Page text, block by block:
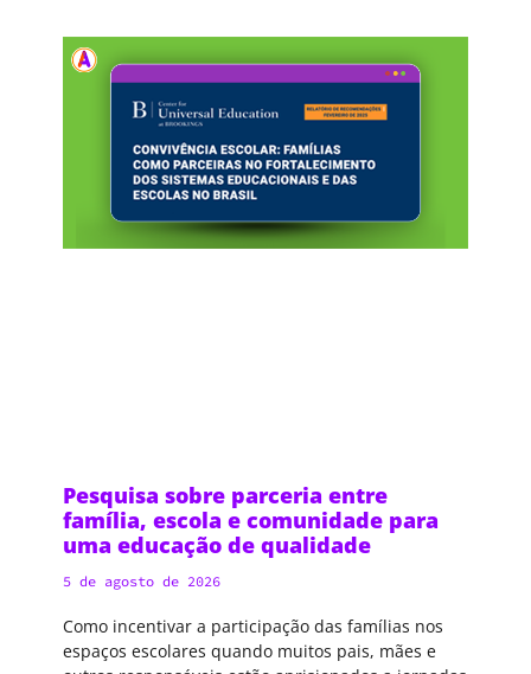
Pesquisa sobre parceria entre
família, escola e comunidade para
uma educação de qualidade
5 de agosto de 2026
Como incentivar a participação das famílias nos
espaços escolares quando muitos pais, mães e